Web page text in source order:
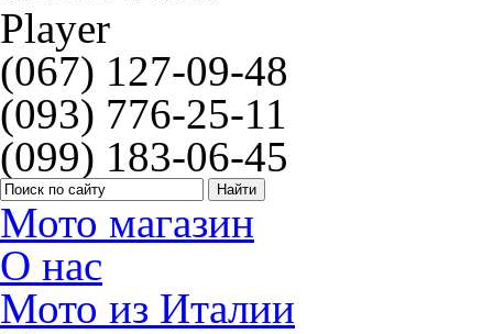
(067) 127-09-48
(093) 776-25-11
(099) 183-06-45
Мото магазин
О нас
Мото из Италии